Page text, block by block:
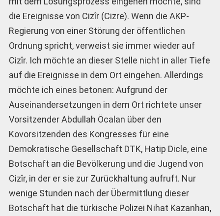
die Ereignisse von Cizîr (Cizre). Wenn die AKP-
Regierung von einer Störung der öffentlichen
Ordnung spricht, verweist sie immer wieder auf
Cizîr. Ich möchte an dieser Stelle nicht in aller Tiefe
auf die Ereignisse in dem Ort eingehen. Allerdings
möchte ich eines betonen: Aufgrund der
Auseinandersetzungen in dem Ort richtete unser
Vorsitzender Abdullah Öcalan über den
Kovorsitzenden des Kongresses für eine
Demokratische Gesellschaft DTK, Hatip Dicle, eine
Botschaft an die Bevölkerung und die Jugend von
Cizîr, in der er sie zur Zurückhaltung aufruft. Nur
wenige Stunden nach der Übermittlung dieser
Botschaft hat die türkische Polizei Nihat Kazanhan,